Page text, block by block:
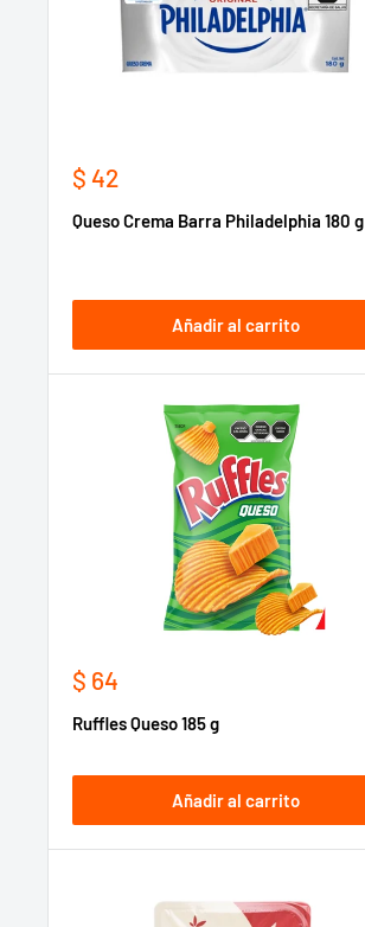
Precio
venta
$ 42
Queso Crema Barra Philadelphia 180 g
Añadir al carrito
Precio
venta
$ 64
Ruffles Queso 185 g
Añadir al carrito